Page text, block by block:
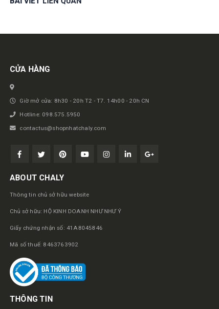
Get in touch
CỬA HÀNG
Giờ mở cửa: 8h30 - 20h T2 - T7. 14h00 - 20h CN
Hotline: 098.575.5950
contactus@shopnhatchaly.com
ABOUT CHALY
Thông tin chủ sở hữu website
Chủ sở hữu: HỘ KINH DOANH NHƯ NHƯ Ý
Giấy chứng nhận số: 41A8045846
Mã số thuế: 8463763902
THÔNG TIN